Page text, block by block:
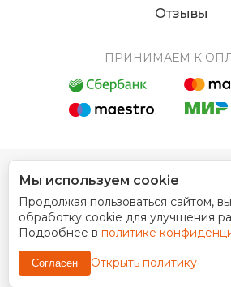
Отзывы
ПРИНИМАЕМ К
© 2012 - 2026 Интернет магазин
Дизайн сайта
Мы используем cookie
Продолжая пользоваться сайтом,
обработку cookie для улучшения
Подробнее в политике
Согласен Открыть политику